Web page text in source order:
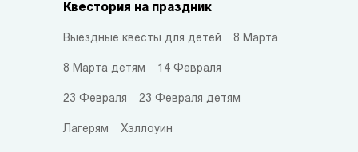
Квестория на праздник
Выездные квесты для детей 8 Марта
8 Марта детям 14 Февраля
23 Февраля 23 Февраля детям
Лагерям Хэллоуин